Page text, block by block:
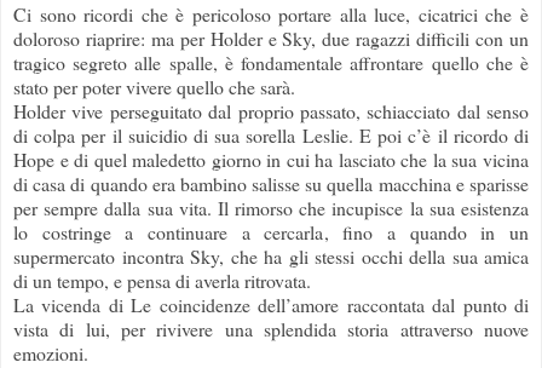
Ci sono ricordi che è pericoloso portare alla luce, cicatrici che è
doloroso riaprire: ma per Holder e Sky, due ragazzi difficili con un
tragico segreto alle spalle, è fondamentale affrontare quello che è
stato per poter vivere quello che sarà.
Holder vive perseguitato dal proprio passato, schiacciato dal senso
di colpa per il suicidio di sua sorella Leslie. E poi c’è il ricordo di
Hope e di quel maledetto giorno in cui ha lasciato che la sua vicina
di casa di quando era bambino salisse su quella macchina e sparisse
per sempre dalla sua vita. Il rimorso che incupisce la sua esistenza
lo costringe a continuare a cercarla, fino a quando in un
supermercato incontra Sky, che ha gli stessi occhi della sua amica
di un tempo, e pensa di averla ritrovata.
La vicenda di Le coincidenze dell’amore raccontata dal punto di
vista di lui, per rivivere una splendida storia attraverso nuove
emozioni.